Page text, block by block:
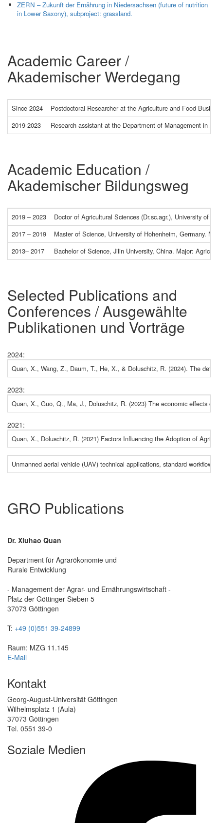
ZERN – Zukunft der Ernährung in Niedersachsen (future of nutrition
in Lower Saxony), subproject: grassland.
Academic Career /
Akademischer Werdegang
Since 2024
Postdoctoral Researcher at the Agriculture and Food
2019-2023
Research assistant at the Department of Management in
Academic Education /
Akademischer Bildungsweg
2019 – 2023
Doctor of Agricultural Sciences (Dr.sc.agr.), University of
2017 – 2019
Master of Science, University of Hohenheim, Germany.
2013– 2017
Bachelor of Science, Jilin University, China. Major:
Selected Publications and
Conferences / Ausgewählte
Publikationen und Vorträge
2024:
Quan, X., Wang, Z., Daum, T., He, X., & Doluschitz, R. (2024). The
2023:
Quan, X., Guo, Q., Ma, J., Doluschitz, R. (2023) The economic effects
2021:
Quan, X., Doluschitz, R. (2021) Factors Influencing the Adoption of
Unmanned aerial vehicle (UAV) technical applications, standard
GRO Publications
Dr. Xiuhao Quan
Department für Agrarökonomie und
Rurale Entwicklung
- Management der Agrar- und Ernährungswirtschaft -
Platz der Göttinger Sieben 5
37073 Göttingen
T: +49 (0)551 39-24899
Raum: MZG 11.145
E-Mail
Kontakt
Georg-August-Universität Göttingen
Wilhelmsplatz 1 (Aula)
37073 Göttingen
Tel. 0551 39-0
Soziale Medien